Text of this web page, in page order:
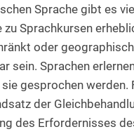
Sprache gibt es
zu Sprachkursen
oder
sein. Sprachen
gesprochen werden.
der
des Erfordernisses